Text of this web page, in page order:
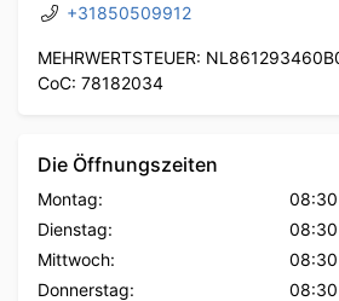
+31850509912
MEHRWERTSTEUER:
CoC: 78182034
Die Öffnungszeiten
Montag: 08:30
Dienstag:
08:30
Mittwoch:
08:30
Donnerstag:
08:30